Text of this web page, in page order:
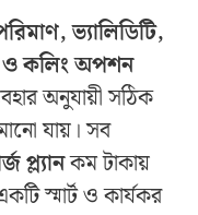
ভ্যালিডিটি,
ও কলিং অপশন
অনুযায়ী সঠিক
যায়। সব
প্ল্যানকম টাকায়
স্মার্ট ও কার্যকর